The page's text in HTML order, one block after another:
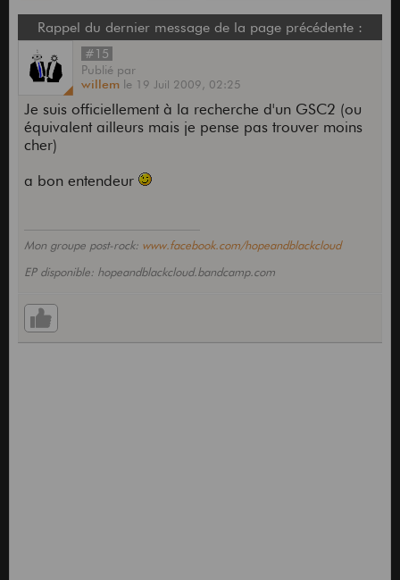
Rappel du dernier message de la page précédente :
#15
Publié par
willem le 19 Juil 2009, 02:25
Je suis officiellement à la recherche d'un GSC2 (ou
équivalent ailleurs mais je pense pas trouver moins
cher)
a bon entendeur
Mon groupe post-rock: www.facebook.com/hopeandblackcloud
EP disponible: hopeandblackcloud.bandcamp.com